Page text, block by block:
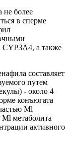
не более
в сперме
CYP3A4, а также
составляет
путем
- около 4
конъюгата
Ml
метаболита
активного